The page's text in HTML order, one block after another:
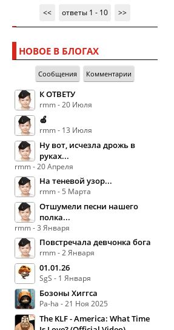
<<
ответы 1 - 10 >>
НОВОЕ В БЛОГАХ
Сообщения Комментарии
К ОТВЕТУ
rmm - 20 Июля
🍏
rmm - 13 Июля
Ну вот, исчезла дрожь в
руках...
rmm - 20 Апреля
На теневой узор...
rmm - 5 Марта
Отшумели песни нашего
полка...
rmm - 3 Января
Повстречала девчонка бога
rmm - 2 Января
01.01.26
SgS - 1 Января
Бозоны Хиггса
Pa-ha - 21 Ноя 2025
The KLF - America: What Time